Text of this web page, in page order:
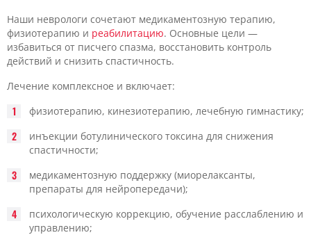
Наши неврологи сочетают медикаментозную терапию,
физиотерапию и реабилитацию. Основные цели —
избавиться от писчего спазма, восстановить контроль
действий и снизить спастичность.
Лечение комплексное и включает:
физиотерапию, кинезиотерапию, лечебную гимнастику;
инъекции ботулинического токсина для снижения
спастичности;
медикаментозную поддержку (миорелаксанты,
препараты для нейропередачи);
психологическую коррекцию, обучение расслаблению и
управлению;